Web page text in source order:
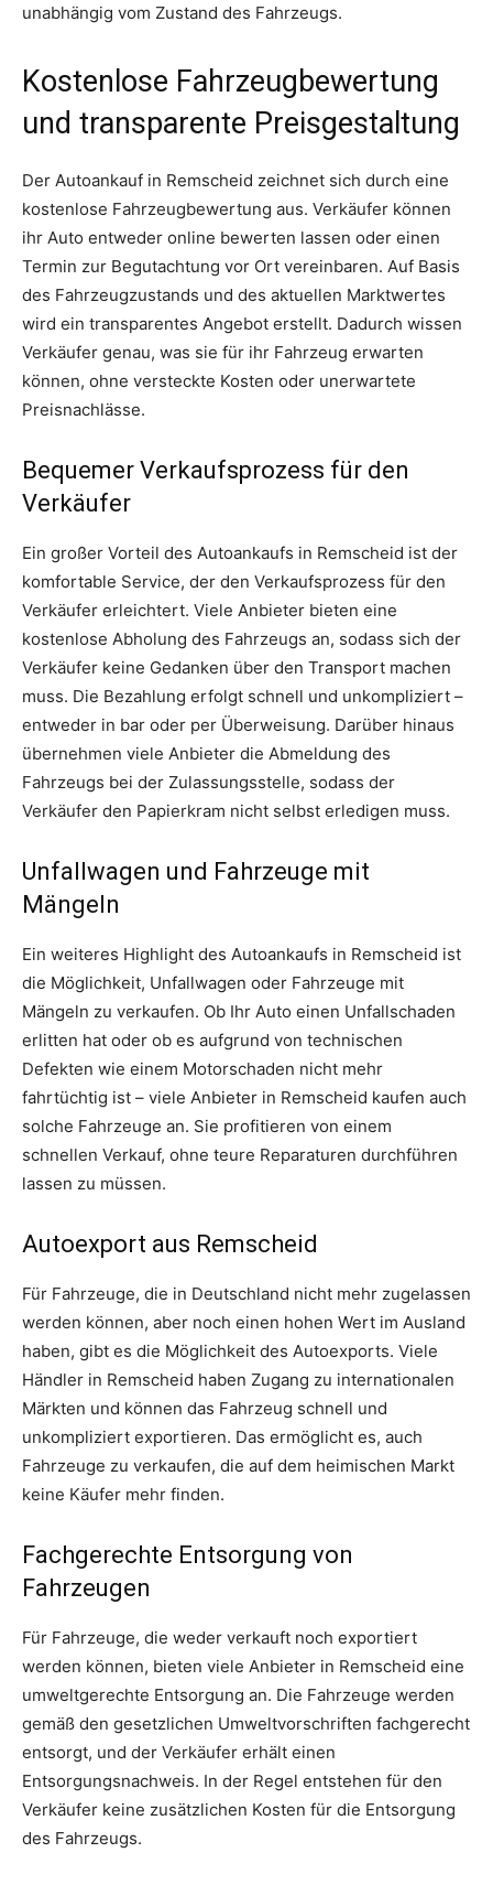
unabhängig vom Zustand des Fahrzeugs.
Kostenlose Fahrzeugbewertung
und transparente Preisgestaltung
Der Autoankauf in Remscheid zeichnet sich durch eine
kostenlose Fahrzeugbewertung aus. Verkäufer können
ihr Auto entweder online bewerten lassen oder einen
Termin zur Begutachtung vor Ort vereinbaren. Auf Basis
des Fahrzeugzustands und des aktuellen Marktwertes
wird ein transparentes Angebot erstellt. Dadurch wissen
Verkäufer genau, was sie für ihr Fahrzeug erwarten
können, ohne versteckte Kosten oder unerwartete
Preisnachlässe.
Bequemer Verkaufsprozess für den
Verkäufer
Ein großer Vorteil des Autoankaufs in Remscheid ist der
komfortable Service, der den Verkaufsprozess für den
Verkäufer erleichtert. Viele Anbieter bieten eine
kostenlose Abholung des Fahrzeugs an, sodass sich der
Verkäufer keine Gedanken über den Transport machen
muss. Die Bezahlung erfolgt schnell und unkompliziert –
entweder in bar oder per Überweisung. Darüber hinaus
übernehmen viele Anbieter die Abmeldung des
Fahrzeugs bei der Zulassungsstelle, sodass der
Verkäufer den Papierkram nicht selbst erledigen muss.
Unfallwagen und Fahrzeuge mit
Mängeln
Ein weiteres Highlight des Autoankaufs in Remscheid ist
die Möglichkeit, Unfallwagen oder Fahrzeuge mit
Mängeln zu verkaufen. Ob Ihr Auto einen Unfallschaden
erlitten hat oder ob es aufgrund von technischen
Defekten wie einem Motorschaden nicht mehr
fahrtüchtig ist – viele Anbieter in Remscheid kaufen auch
solche Fahrzeuge an. Sie profitieren von einem
schnellen Verkauf, ohne teure Reparaturen durchführen
lassen zu müssen.
Autoexport aus Remscheid
Für Fahrzeuge, die in Deutschland nicht mehr zugelassen
werden können, aber noch einen hohen Wert im Ausland
haben, gibt es die Möglichkeit des Autoexports. Viele
Händler in Remscheid haben Zugang zu internationalen
Märkten und können das Fahrzeug schnell und
unkompliziert exportieren. Das ermöglicht es, auch
Fahrzeuge zu verkaufen, die auf dem heimischen Markt
keine Käufer mehr finden.
Fachgerechte Entsorgung von
Fahrzeugen
Für Fahrzeuge, die weder verkauft noch exportiert
werden können, bieten viele Anbieter in Remscheid eine
umweltgerechte Entsorgung an. Die Fahrzeuge werden
gemäß den gesetzlichen Umweltvorschriften fachgerecht
entsorgt, und der Verkäufer erhält einen
Entsorgungsnachweis. In der Regel entstehen für den
Verkäufer keine zusätzlichen Kosten für die Entsorgung
des Fahrzeugs.